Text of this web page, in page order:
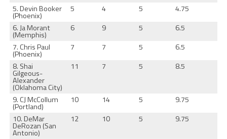
5. Devin Booker
(Phoenix)
5 4 5
4.75
6. Ja Morant
(Memphis)
6 9 5
6.5
7. Chris Paul
(Phoenix)
7 7 5
6.5
8. Shai
Gilgeous-
Alexander
(Oklahoma City)
11 7 5 8.5
9. CJ McCollum
(Portland)
10 14 5
9.75
10. DeMar
DeRozan (San
Antonio)
12 10 5 9.75